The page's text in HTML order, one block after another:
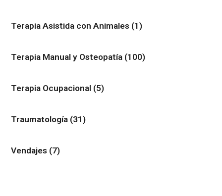
Terapia Asistida con Animales (1)
Terapia Manual y Osteopatía (100)
Terapia Ocupacional (5)
Traumatología (31)
Vendajes (7)